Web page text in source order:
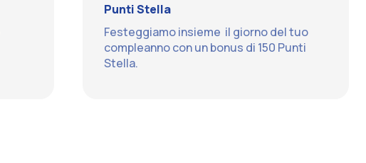
Punti Stella
Festeggiamo insieme il giorno del tuo
compleanno con un bonus di 150 Punti
Stella.